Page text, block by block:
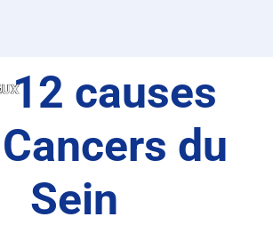
12 causes
du
Sein